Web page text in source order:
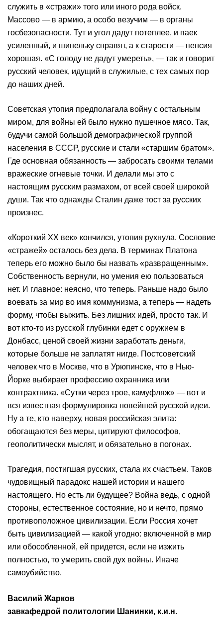
служить в «стражи» того или иного рода войск.
Массово — в армию, а особо везучим — в органы
госбезопасности. Тут и угол дадут потеплее, и паек
усиленный, и шинельку справят, а к старости — пенсия
хорошая. «С голоду не дадут умереть», — так и говорит
русский человек, идущий в служилые, с тех самых пор
до наших дней.
Советская утопия предполагала войну с остальным
миром, для войны ей было нужно пушечное мясо. Так,
будучи самой большой демографической группой
населения в СССР, русские и стали «старшим братом».
Где основная обязанность — забросать своими телами
вражеские огневые точки. И делали мы это с
настоящим русским размахом, от всей своей широкой
души. Так что однажды Сталин даже тост за русских
произнес.
«Короткий XX век» кончился, утопия рухнула. Сословие
«стражей» осталось без дела. В терминах Платона
теперь его можно было бы назвать «развращенным».
Собственность вернули, но умения ею пользоваться
нет. И главное: неясно, что теперь. Раньше надо было
воевать за мир во имя коммунизма, а теперь — надеть
форму, чтобы выжить. Без лишних идей, просто так. И
вот кто-то из русской глубинки едет с оружием в
Донбасс, ценой своей жизни заработать деньги,
которые больше не заплатят нигде. Постсоветский
человек что в Москве, что в Урюпинске, что в Нью-
Йорке выбирает профессию охранника или
контрактника. «Сутки через трое, камуфляж» — вот и
вся известная формулировка новейшей русской идеи.
Ну а те, кто наверху, новая российская элита:
обогащаются без меры, цитируют философов,
геополитически мыслят, и обязательно в погонах.
Трагедия, постигшая русских, стала их счастьем. Таков
чудовищный парадокс нашей истории и нашего
настоящего. Но есть ли будущее? Война ведь, с одной
стороны, естественное состояние, но и нечто, прямо
противоположное цивилизации. Если Россия хочет
быть цивилизацией — какой угодно: включенной в мир
или обособленной, ей придется, если не изжить
полностью, то умерить свой дух войны. Иначе
самоубийство.
Василий Жарков
завкафедрой политологии Шанинки, к.и.н.